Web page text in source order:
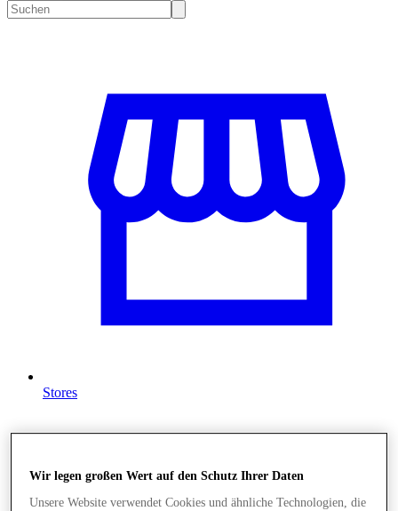
Stores
Wir legen großen Wert auf den Schutz Ihrer Daten
Unsere Website verwendet Cookies und ähnliche Technologien, die